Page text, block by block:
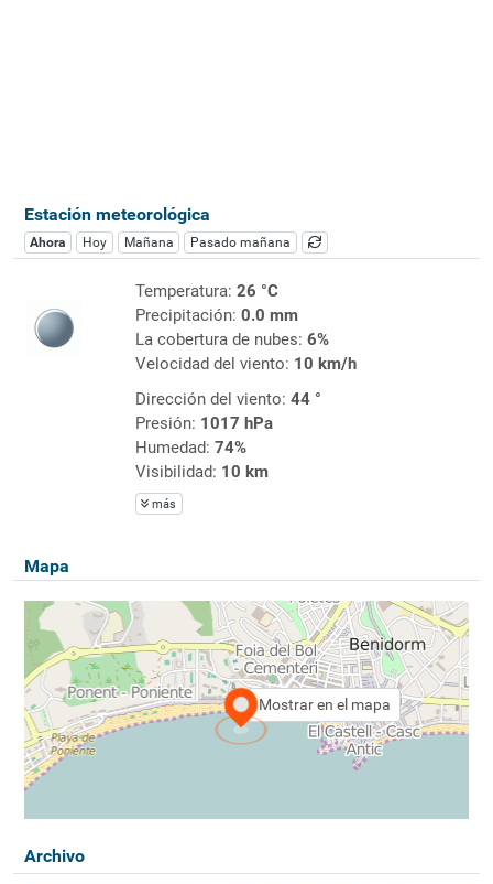
Estación meteorológica
Ahora Hoy Mañana Pasado mañana
Temperatura: 26 °C
Precipitación: 0.0 mm
La cobertura de nubes: 6%
Velocidad del viento: 10 km/h
Dirección del viento: 44 °
Presión: 1017 hPa
Humedad: 74%
Visibilidad: 10 km
más
Mapa
Mostrar en el mapa
Archivo